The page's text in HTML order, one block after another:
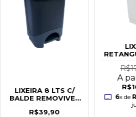
LIXEIRA 8 LTS C/
BALDE REMOVIVEL
R$39,90
A
6x de